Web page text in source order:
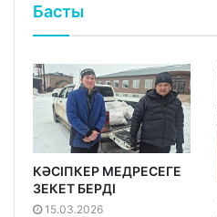
Басты
КӘСІПКЕР МЕДРЕСЕГЕ
ЗЕКЕТ БЕРДІ
15.03.2026